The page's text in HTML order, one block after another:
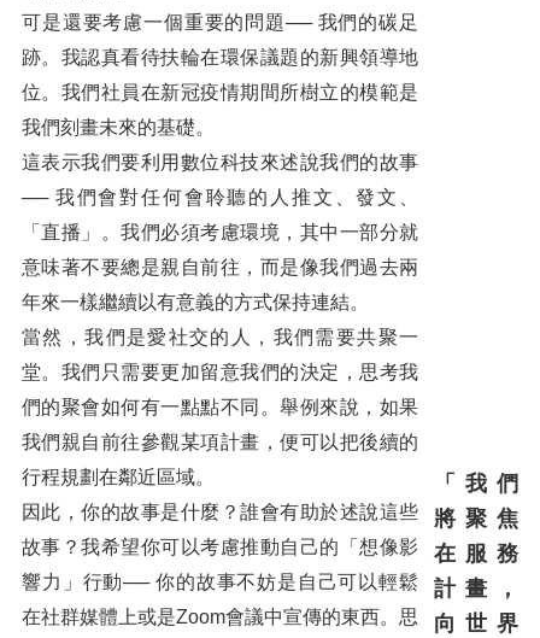
可是還要考慮一個重要的問題── 我們的碳足
跡。我認真看待扶輪在環保議題的新興領導地
位。我們社員在新冠疫情期間所樹立的模範是
我們刻畫未來的基礎。
這表示我們要利用數位科技來述說我們的故事
── 我們會對任何會聆聽的人推文、發文、
「直播」。我們必須考慮環境，其中一部分就
意味著不要總是親自前往，而是像我們過去兩
年來一樣繼續以有意義的方式保持連結。
當然，我們是愛社交的人，我們需要共聚一
堂。我們只需要更加留意我們的決定，思考我
們的聚會如何有一點點不同。舉例來說，如果
我們親自前往參觀某項計畫，便可以把後續的
行程規劃在鄰近區域。
因此，你的故事是什麼？誰會有助於述說這些
故事？我希望你可以考慮推動自己的「想像影
響力」行動── 你的故事不妨是自己可以輕鬆
在社群媒體上或是Zoom會議中宣傳的東西。思
「我們
將聚 焦
在服務
計畫，
向世界